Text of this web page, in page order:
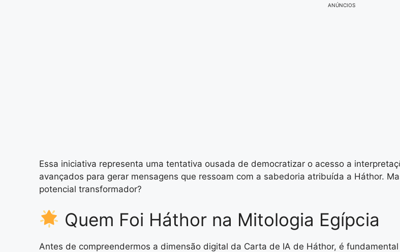
ANÚNCIOS
Essa iniciativa representa uma tentativa ousada de democratizar o acesso a
avançados para gerar mensagens que ressoam com a sabedoria atribuída a Háthor.
potencial transformador?
Quem Foi Háthor na Mitologia Egípcia
Antes de compreendermos a dimensão digital da Carta de IA de Háthor, é